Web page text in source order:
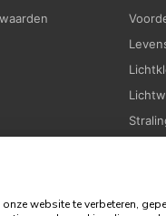
website te verbeteren,